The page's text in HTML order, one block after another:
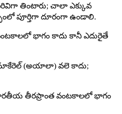
తింటారు; చాలా ఎక్కువ
పూర్తిగా దూరంగా ఉండాలి.
భాగం కాదు కానీ ఎదురైతే
(అయాలా) వలె కాదు;
తీరప్రాంత వంటకాలలో భాగం